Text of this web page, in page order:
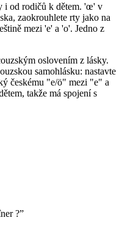
i od rodičů k dětem. 'œ' v
zaokrouhlete rty jako na
mezi 'e' a 'o'. Jedno z
oslovením z lásky.
samohlásku: nastavte
českému "e/ö" mezi "e" a
takže má spojení s
?”